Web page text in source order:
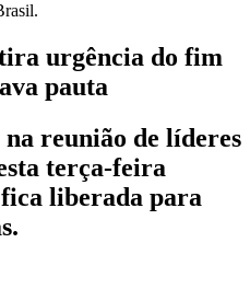
urgência do fim
pauta
reunião de líderes
terça-feira
fica liberada para